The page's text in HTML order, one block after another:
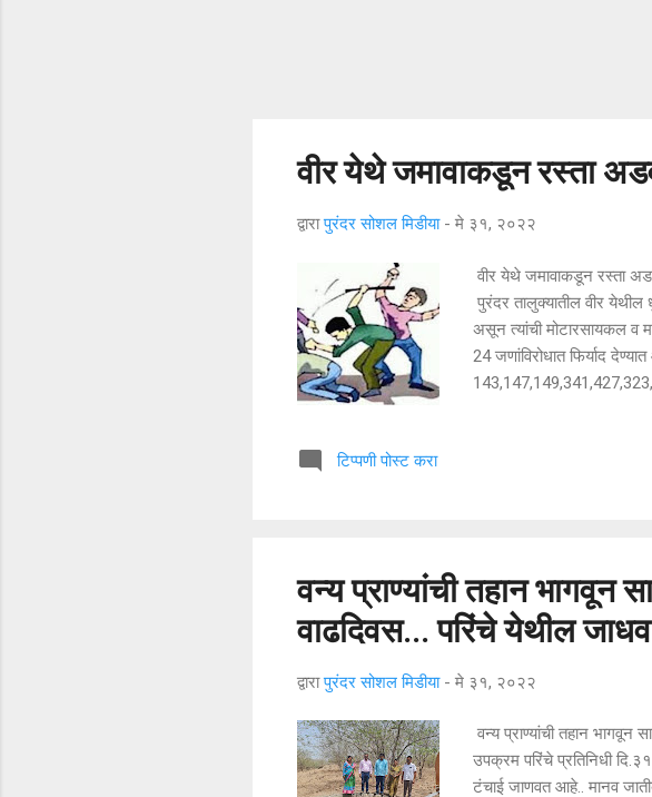
वीर येथे जमावाकडून रस्ता
द्वारापुरंदर सोशल मिडीया - मे ३१, २०२२
वीर येथे जमावाकडून रस्ता
पुरंदर तालुक्यातील वीर येथील
असून त्यांची मोटारसायकल व
24 जणांविरोधात फिर्याद
येथे ते दिनांक 27/05/2022
टिप्पणी पोस्ट करा
वन्य प्राण्यांची तहान भागवून
वाढदिवस... परिंचे येथील
द्वारापुरंदर सोशल मिडीया - मे ३१, २०२२
वन्य प्राण्यांची तहान भागवून
उपक्रम परिंचे प्रतिनिधी
टंचाई जाणवत आहे.. मानव